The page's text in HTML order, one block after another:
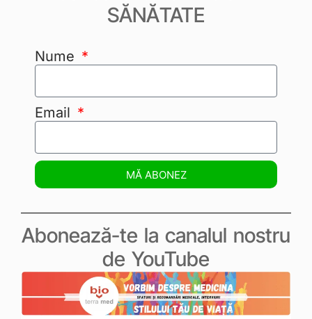
SĂNĂTATE
Nume
Email
MĂ ABONEZ
Abonează-te la canalul nostru
de YouTube